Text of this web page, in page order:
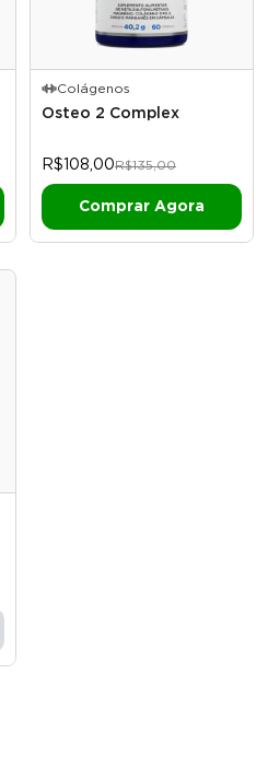
Colágenos
Osteo 2 Complex
R$108,00R$135,00